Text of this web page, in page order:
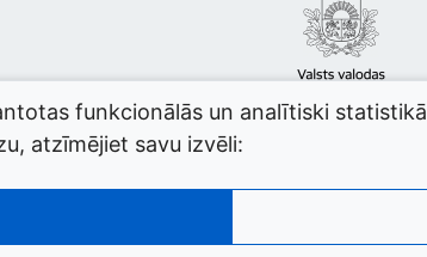
funkcionālās un analītiski
atzīmējiet savu izvēli: